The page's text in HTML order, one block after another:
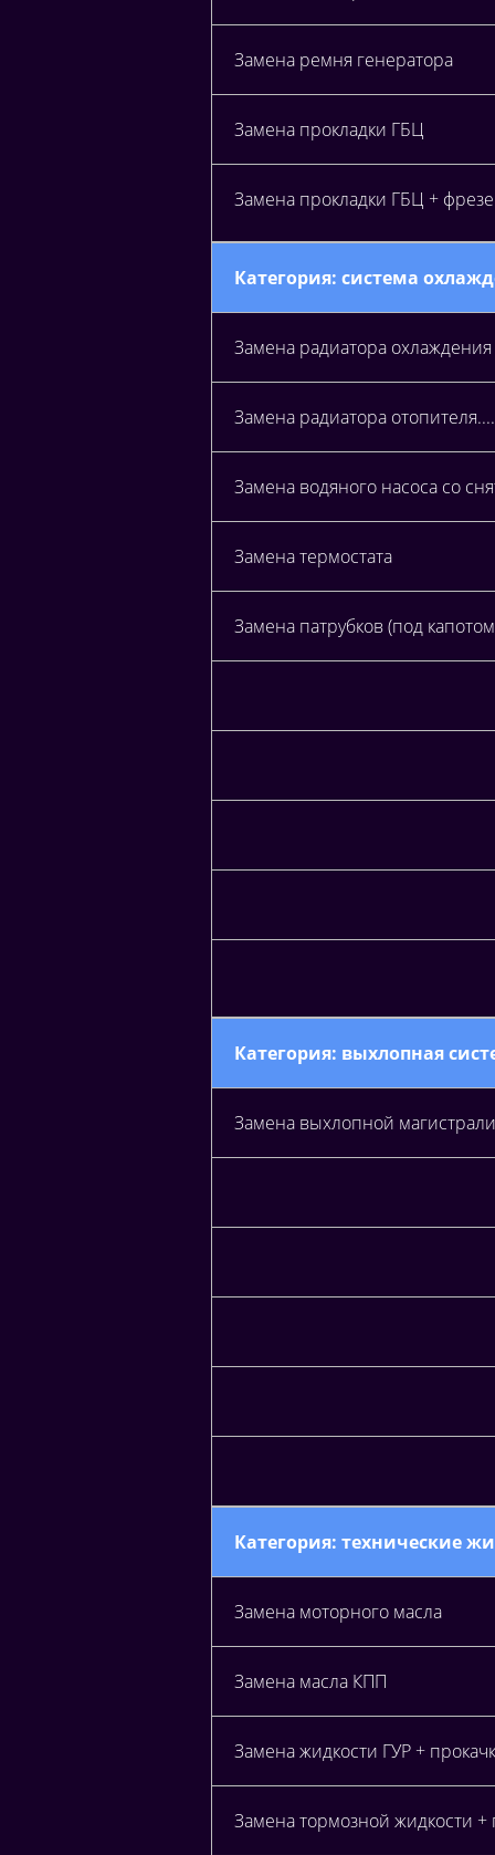
Замена ремня генератора
Замена прокладки ГБЦ
Замена прокладки ГБЦ +
Категория: система
Замена радиатора
Замена радиатора
Замена водяного насоса со
Замена термостата
Замена патрубков (под
Категория: выхлопная
Замена выхлопной
Категория: технические
Замена моторного масла
Замена масла КПП
Замена жидкости ГУР +
Замена тормозной жидкости